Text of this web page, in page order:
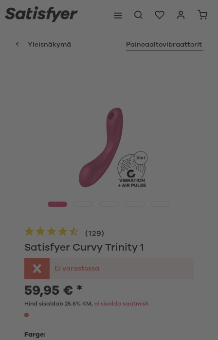
Yleisnäkymä Paineaaltovibraattorit
Satisfyer Curvy Trinity 1
(129)
Ei varastossa
59,95 € *
Hind sisaldab 25.5% KM, ei sisalda saatmisk
Farge: